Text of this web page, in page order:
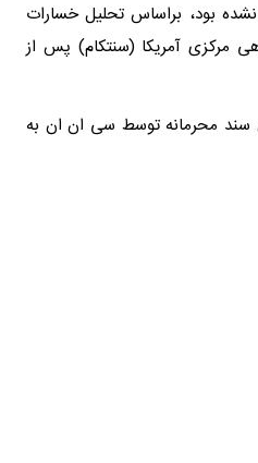
بود، براساس تحلیل خسارات
مرکزی آمریکا (سنتکام) پس از
سند محرمانه توسط سی ان ان به